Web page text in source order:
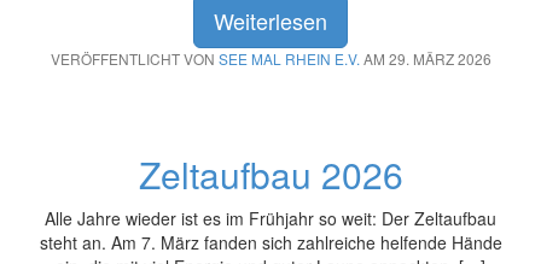
Weiterlesen
VERÖFFENTLICHT VON SEE MAL RHEIN E.V. AM 29. MÄRZ 2026
Zeltaufbau 2026
Alle Jahre wieder ist es im Frühjahr so weit: Der Zeltaufbau
steht an. Am 7. März fanden sich zahlreiche helfende Hände